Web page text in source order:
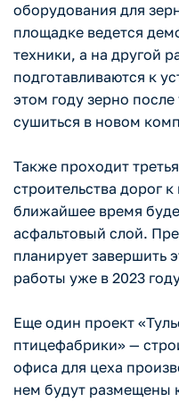
оборудования для
площадке ведется
техники, а на другой
подготавливаются к
этом году зерно
сушиться в новом
Также проходит
строительства дорог
ближайшее время
асфальтовый слой.
планирует завершить
работы уже в 2023
Еще один проект
птицефабрики» —
офиса для цеха
нем будут размещены